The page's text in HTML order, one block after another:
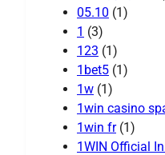
05.10 (1)
1 (3)
123 (1)
1bet5 (1)
1w (1)
1win casino
1win fr(1)
1WIN Official